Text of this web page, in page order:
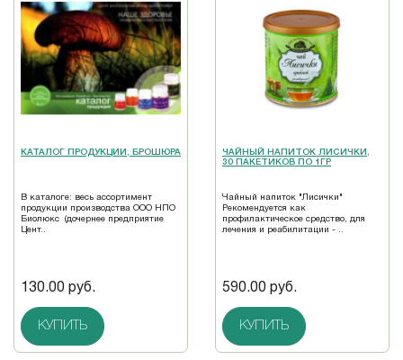
КАТАЛОГ ПРОДУКЦИИ, БРОШЮРА
В каталоге: весь ассортимент
продукции производства ООО НПО
Биолюкс (дочернее предприятие
Цент..
130.00 руб.
КУПИТЬ
ЧАЙНЫЙ НАПИТОК ЛИСИЧКИ,
30 ПАКЕТИКОВ ПО 1ГР
Чайный напиток "Лисички"
Рекомендуется как
профилактическое средство, для
лечения и реабилитации - ..
590.00 руб.
КУПИТЬ